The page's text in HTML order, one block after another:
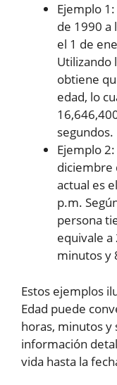
Ejemplo
de 1990 a
el 1 de
Utilizando
obtiene
edad, lo
segundos.
Ejemplo
diciembre
actual es
p.m.
persona
equivale
minutos y
Estos ejemplos
Edad puede
horas, minutos
información
vida hasta la